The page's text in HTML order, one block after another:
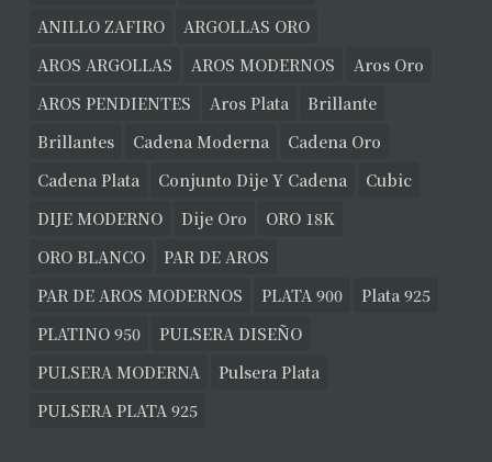
ANILLO ZAFIRO
ARGOLLAS ORO
AROS ARGOLLAS
AROS MODERNOS
Aros Oro
AROS PENDIENTES
Aros Plata
Brillante
Brillantes
Cadena Moderna
Cadena Oro
Cadena Plata
Conjunto Dije Y Cadena
Cubic
DIJE MODERNO
Dije Oro
ORO 18K
ORO BLANCO
PAR DE AROS
PAR DE AROS MODERNOS
PLATA 900
Plata 925
PLATINO 950
PULSERA DISEÑO
PULSERA MODERNA
Pulsera Plata
PULSERA PLATA 925